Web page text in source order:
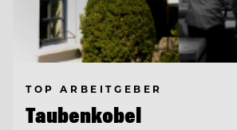
TOP ARBEITGEBER
Taubenkobel